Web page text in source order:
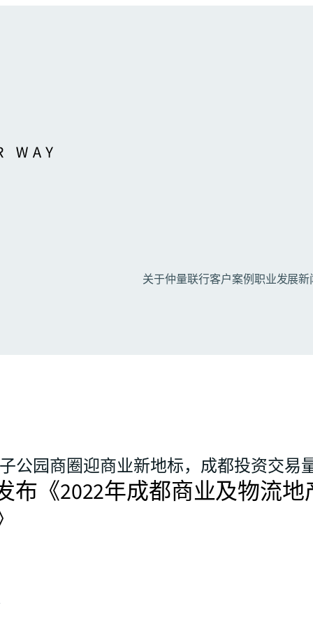
关于仲量联行客户案例职业发展新
公园商圈迎商业新地标，成都投资交易
布《2022年成都商业及物流地